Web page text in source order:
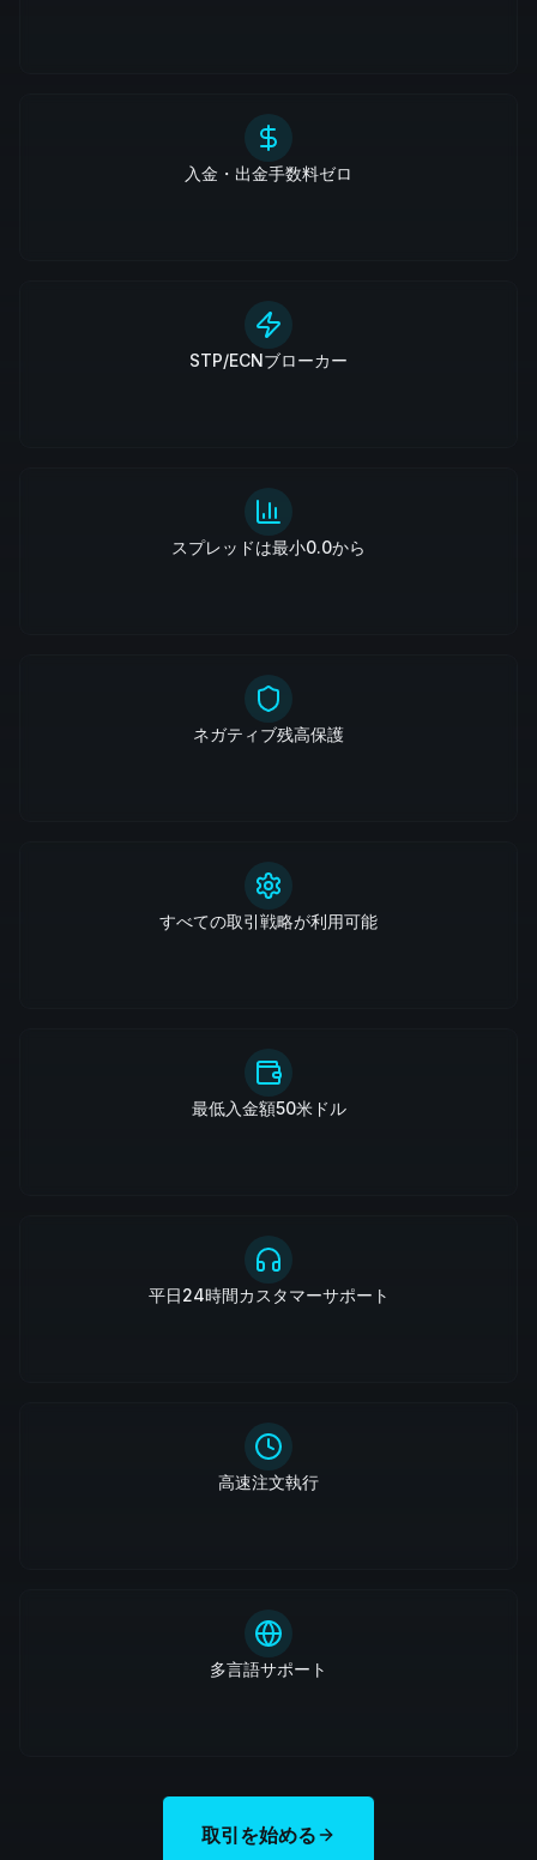
入金・出金手数料ゼロ
STP/ECNブローカー
スプレッドは最小0.0から
ネガティブ残高保護
すべての取引戦略が利用可能
最低入金額50米ドル
平日24時間カスタマーサポート
高速注文執行
多言語サポート
取引を始める